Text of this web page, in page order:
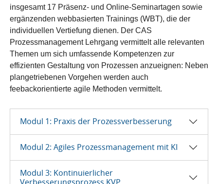
insgesamt 17 Präsenz- und Online-Seminartagen sowie
ergänzenden webbasierten Trainings (WBT), die der
individuellen Vertiefung dienen. Der CAS
Prozessmanagement Lehrgang vermittelt alle relevanten
Themen um sich umfassende Kompetenzen zur
effizienten Gestaltung von Prozessen anzueignen: Neben
plangetriebenen Vorgehen werden auch
feebackorientierte agile Methoden vermittelt.
Modul 1: Praxis der Prozessverbesserung
Modul 2: Agiles Prozessmanagement mit KI
Modul 3: Kontinuierlicher